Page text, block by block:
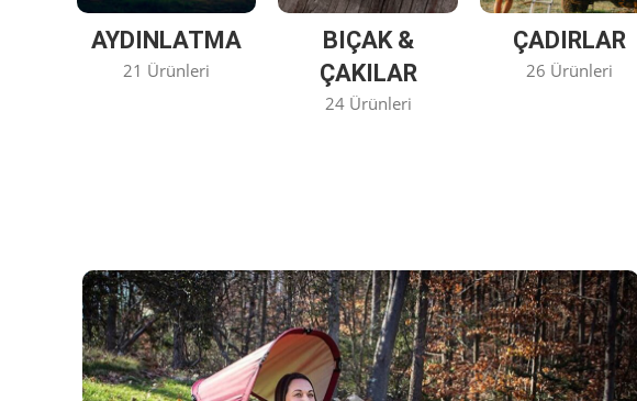
AYDINLATMA
21 Ürünleri
BIÇAK &
ÇAKILAR
24 Ürünleri
ÇADIRLAR
26 Ürünleri